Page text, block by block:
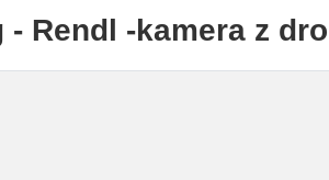
Rendl -kamera z